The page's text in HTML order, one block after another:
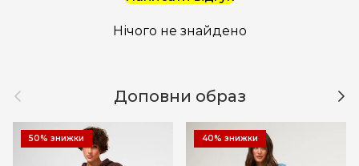
Нічого не знайдено
Назад Доповни образ
50% знижки 40% знижки